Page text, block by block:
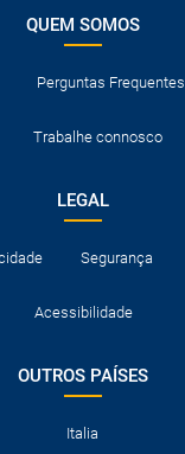
QUEM SOMOS
Perguntas Frequentes
Trabalhe connosco
LEGAL
Segurança
Acessibilidade
OUTROS PAÍSES
Italia